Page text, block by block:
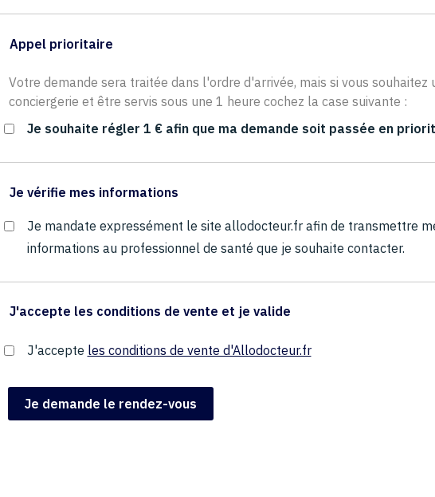
Appel prioritaire
Votre demande sera traitée dans l'ordre d'arrivée, mais si vous souhaitez
conciergerie et être servis sous une 1 heure cochez la case suivante :
Je souhaite régler 1 € afin que ma demande soit passée en
Je vérifie mes informations
Je mandate expressément le site allodocteur.fr afin de transmettre
informations au professionnel de santé que je souhaite contacter.
J'accepte les conditions de vente et je valide
J'accepte les conditions de vente d'Allodocteur.fr